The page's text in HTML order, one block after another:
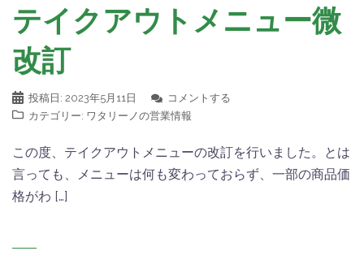
テイクアウトメニュー微
改訂
投稿日: 2023年5月11日
コメントする
カテゴリー: ワタリーノの営業情報
この度、テイクアウトメニューの改訂を行いました。とは
言っても、メニューは何も変わっておらず、一部の商品価
格がわ […]